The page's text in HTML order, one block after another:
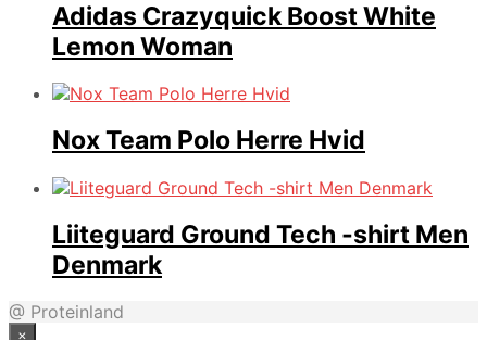
Adidas Crazyquick Boost White
Lemon Woman
Nox Team Polo Herre Hvid
Liiteguard Ground Tech -shirt Men
Denmark
@ Proteinland
×